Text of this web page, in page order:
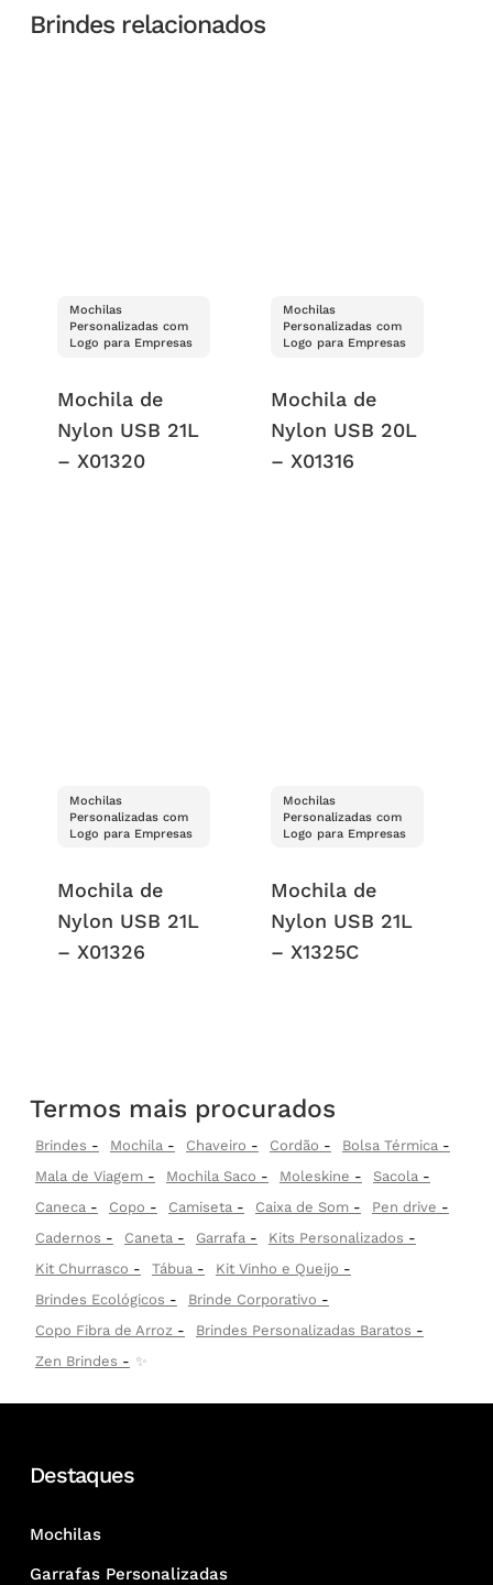
Brindes relacionados
Mochilas
Personalizadas com
Logo para Empresas
Mochila de
Nylon USB 21L
– X01320
Mochilas
Personalizadas com
Logo para Empresas
Mochila de
Nylon USB 20L
– X01316
Mochilas
Personalizadas com
Logo para Empresas
Mochila de
Nylon USB 21L
– X01326
Mochilas
Personalizadas com
Logo para Empresas
Mochila de
Nylon USB 21L
– X1325C
Termos mais procurados
Brindes Mochila Chaveiro Cordão
Bolsa Térmica
Mala de Viagem
Mochila Saco Moleskine
Sacola
Caneca
Copo Camiseta Caixa de Som
Pen drive
Cadernos
Caneta Garrafa
Kits Personalizados
Kit Churrasco
Tábua
Kit Vinho e Queijo
Brindes Ecológicos
Brinde Corporativo
Copo Fibra de Arroz
Brindes Personalizadas Baratos
Zen Brindes
✨
Destaques
Mochilas
Garrafas Personalizadas